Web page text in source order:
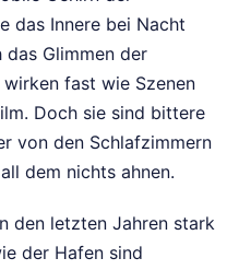
das Innere bei Nacht
Glimmen der
fast wie Szenen
Doch sie sind bittere
von den Schlafzimmern
dem nichts ahnen.
den letzten Jahren stark
der Hafen sind